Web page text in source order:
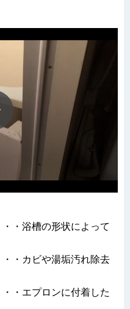
・・浴槽の形状によって
・・カビや湯垢汚れ除去
・・エプロンに付着した